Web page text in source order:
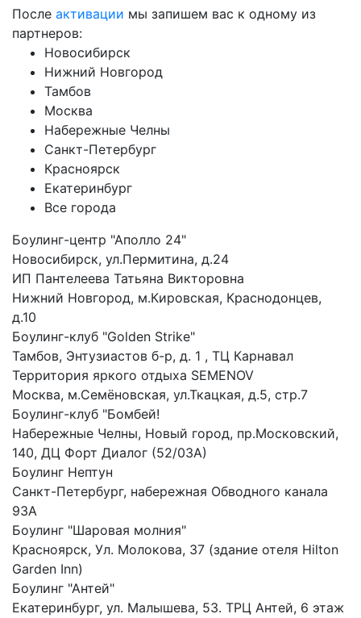
После активации мы запишем вас к одному из
партнеров:
Новосибирск
Нижний Новгород
Тамбов
Москва
Набережные Челны
Санкт-Петербург
Красноярск
Екатеринбург
Все города
Боулинг-центр "Аполло 24"
Новосибирск, ул.Пермитина, д.24
ИП Пантелеева Татьяна Викторовна
Нижний Новгород, м.Кировская, Краснодонцев,
д.10
Боулинг-клуб "Golden Strike"
Тамбов, Энтузиастов б-р, д. 1 , ТЦ Карнавал
Территория яркого отдыха SEMENOV
Москва, м.Семёновская, ул.Ткацкая, д.5, стр.7
Боулинг-клуб "Бомбей!
Набережные Челны, Новый город, пр.Московский,
140, ДЦ Форт Диалог (52/03А)
Боулинг Нептун
Санкт-Петербург, набережная Обводного канала
93А
Боулинг "Шаровая молния"
Красноярск, Ул. Молокова, 37 (здание отеля Hilton
Garden Inn)
Боулинг "Антей"
Екатеринбург, ул. Малышева, 53. ТРЦ Антей, 6 этаж